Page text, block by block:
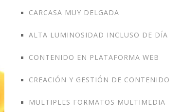
CARCASA MUY DELGADA
ALTA LUMINOSIDAD INCLUSO DE DÍA
CONTENIDO EN PLATAFORMA WEB
CREACIÓN Y GESTIÓN DE CONTENIDO
MULTIPLES FORMATOS MULTIMEDIA